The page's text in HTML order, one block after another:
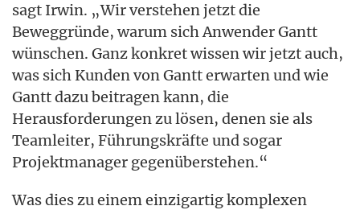
sagt Irwin. „Wir verstehen jetzt die
Beweggründe, warum sich Anwender Gantt
wünschen. Ganz konkret wissen wir jetzt auch,
was sich Kunden von Gantt erwarten und wie
Gantt dazu beitragen kann, die
Herausforderungen zu lösen, denen sie als
Teamleiter, Führungskräfte und sogar
Projektmanager gegenüberstehen.“
Was dies zu einem einzigartig komplexen